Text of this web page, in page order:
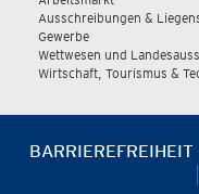
Ausschreibungen &
Gewerbe
Wettwesen und
Wirtschaft, Tourismus &
BARRIEREFREIHEIT